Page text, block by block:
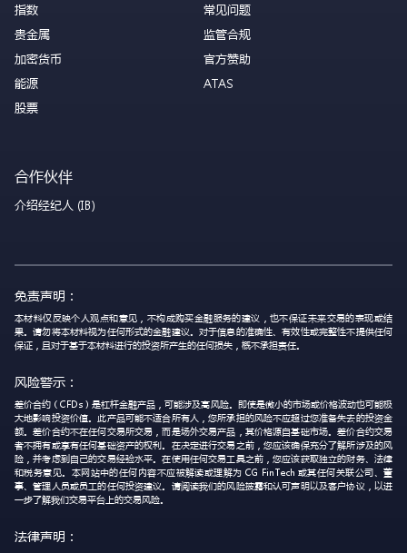
指数
贵金属
加密货币
能源
股票
常见问题
监管合规
官方赞助
ATAS
合作伙伴
介绍经纪人 (IB)
免责声明：
本材料仅反映个人观点和意见，不构成购买金融服务的建议，也不保证未来交易的表现或结
果。请勿将本材料视为任何形式的金融建议。对于信息的准确性、有效性或完整性不提供任何
保证，且对于基于本材料进行的投资所产生的任何损失，概不承担责任。
风险警示：
差价合约（CFDs）是杠杆金融产品，可能涉及高风险。即使是微小的市场或价格波动也可能极
大地影响投资价值。此产品可能不适合所有人，您所承担的风险不应超过您准备失去的投资金
额。差价合约不在任何交易所交易，而是场外交易产品，其价格源自基础市场。差价合约交易
者不拥有或享有任何基础资产的权利。在决定进行交易之前，您应该确保充分了解所涉及的风
险，并考虑到自己的交易经验水平。在使用任何交易工具之前，您应该获取独立的财务、法律
和税务意见。本网站中的任何内容不应被解读或理解为 CG FinTech 或其任何关联公司、董
事、管理人员或员工的任何投资建议。请阅读我们的风险披露和认可声明以及客户协议，以进
一步了解我们交易平台上的交易风险。
法律声明：